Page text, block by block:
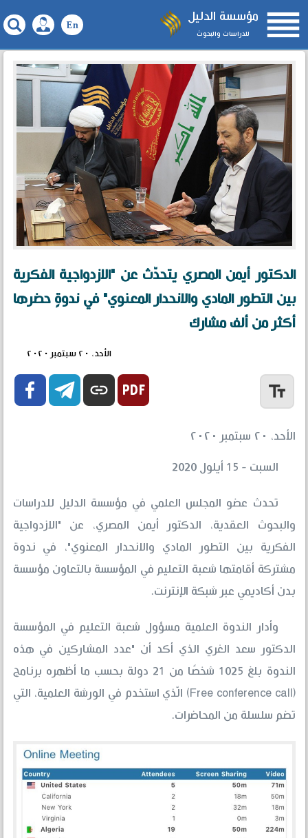
مؤسسة الدليل
للدراسات والبحوث 
الدكتور أيمن المصري يتحدّث عن "الازدواجية الفكرية
بين التطور المادي والانحدار المعنوي" في ندوةٍ حضرها
أكثر من ألف مشارك
الأحد، ٢٠ سبتمبر ٢٠٢٠
  link text_fields
الأحد، ٢٠ سبتمبر ٢٠٢٠
السبت - 15 أيلول 2020
تحدث عضو المجلس العلمي في مؤسسة الدليل للدراسات
والبحوث العقدية، الدكتور أيمن المصري، عن "الازدواجية
الفكرية بين التطور المادي والانحدار المعنوي"، في ندوة
مشتركة أقامتها شعبة التعليم في المؤسسة بالتعاون مؤسسة
بدن أكاديمي عبر شبكة الإنترنت.
وأدار الندوة العلمية مسؤول شعبة التعليم في المؤسسة
الدكتور سعد الغري الذي أكد أن "عدد المشاركين في هذه
الندوة بلغ 1025 شخصًا من 21 دولة بحسب ما أظهره برنامج
(Free conference call) الّذي استخدم في الورشة العلمية، التي
تضم سلسلة من المحاضرات.